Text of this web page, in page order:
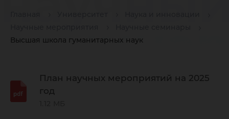
Высшая школа гуманитарных наук
семинар
План научных мероприятий на 2025
год